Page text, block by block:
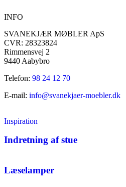
INFO
SVANEKJÆR MØBLER ApS
CVR: 28323824
Rimmensvej 2
9440 Aabybro
Telefon: 98 24 12 70
E-mail: info@svanekjaer-moebler.dk
Inspiration
Indretning af stue
Læselamper